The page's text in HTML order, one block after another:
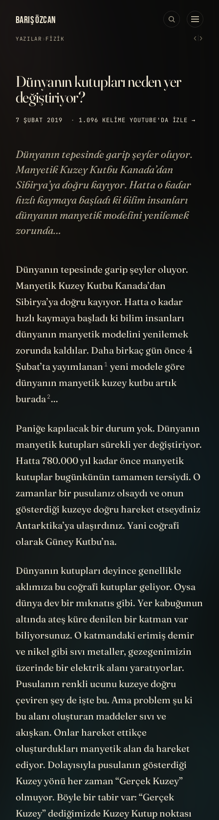
BARIŞ ÖZCAN
YAZILAR › FIZIK ‹›
Dünyanın kutupları neden yer
değiştiriyor?
7 ŞUBAT 2019 · 1.096 KELIME YOUTUBE'DA IZLE →
Dünyanın tepesinde garip şeyler oluyor.
Manyetik Kuzey Kutbu Kanada’dan
Sibirya’ya doğru kayıyor. Hatta o kadar
hızlı kaymaya başladı ki bilim insanları
dünyanın manyetik modelini yenilemek
zorunda…
Dünyanın tepesinde garip şeyler oluyor.
Manyetik Kuzey Kutbu Kanada’dan
Sibirya’ya doğru kayıyor. Hatta o kadar
hızlı kaymaya başladı ki bilim insanları
dünyanın manyetik modelini yenilemek
zorunda kaldılar. Daha birkaç gün önce 4
Şubat’ta yayımlanan 1 yeni modele göre
dünyanın manyetik kuzey kutbu artık
burada2...
Paniğe kapılacak bir durum yok. Dünyanın
manyetik kutupları sürekli yer değiştiriyor.
Hatta 780.000 yıl kadar önce manyetik
kutuplar bugünkünün tamamen tersiydi. O
zamanlar bir pusulanız olsaydı ve onun
gösterdiği kuzeye doğru hareket etseydiniz
Antarktika’ya ulaşırdınız. Yani coğrafi
olarak Güney Kutbu’na.
Dünyanın kutupları deyince genellikle
aklımıza bu coğrafi kutuplar geliyor. Oysa
dünya dev bir mıknatıs gibi. Yer kabuğunun
altında ateş küre denilen bir katman var
biliyorsunuz. O katmandaki erimiş demir
ve nikel gibi sıvı metaller, gezegenimizin
üzerinde bir elektrik alanı yaratıyorlar.
Pusulanın renkli ucunu kuzeye doğru
çeviren şey de işte bu. Ama problem şu ki
bu alanı oluşturan maddeler sıvı ve
akışkan. Onlar hareket ettikçe
oluşturdukları manyetik alan da hareket
ediyor. Dolayısıyla pusulanın gösterdiği
Kuzey yönü her zaman “Gerçek Kuzey”
olmuyor. Böyle bir tabir var: “Gerçek
Kuzey” dediğimizde Kuzey Kutup noktası